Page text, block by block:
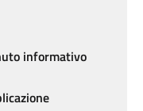
informativo